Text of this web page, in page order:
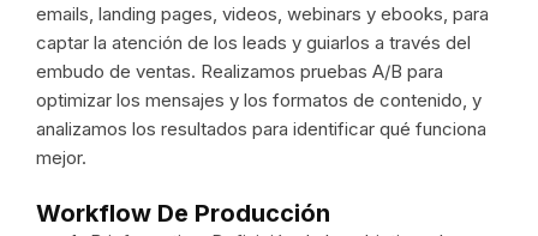
emails, landing pages, videos, webinars y ebooks, para
captar la atención de los leads y guiarlos a través del
embudo de ventas. Realizamos pruebas A/B para
optimizar los mensajes y los formatos de contenido, y
analizamos los resultados para identificar qué funciona
mejor.
Workflow De Producción